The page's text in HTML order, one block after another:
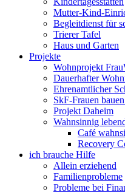
Mutter-Kind-
Begleitdienst für
Trierer Tafel
Haus und Garten
Projekte
Wohnprojekt
Dauerhafter
Ehrenamtlicher
SkF-Frauen
Projekt Daheim
Wahnsinnig
Café
Recovery
ich brauche Hilfe
Allein erziehend
Familienprobleme
Probleme bei